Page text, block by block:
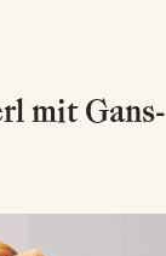
mit Gans-